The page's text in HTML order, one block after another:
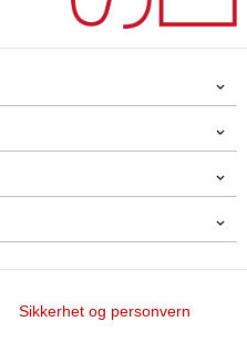
Sikkerhet og personvern